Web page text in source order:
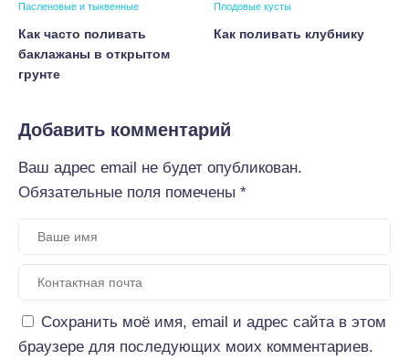
Пасленовые и тыквенные
Как часто поливать
баклажаны в открытом
грунте
Плодовые кусты
Как поливать клубнику
Добавить комментарий
Ваш адрес email не будет опубликован.
Обязательные поля помечены *
Сохранить моё имя, email и адрес сайта в этом
браузере для последующих моих комментариев.